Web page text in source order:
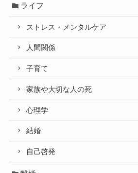
ライフ
ストレス・メンタルケア
人間関係
子育て
家族や大切な人の死
心理学
結婚
自己啓発